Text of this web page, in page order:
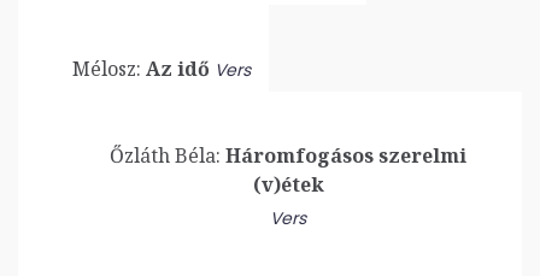
Mélosz: Az idő Vers
Őzláth Béla: Háromfogásos szerelmi
(v)étek
Vers